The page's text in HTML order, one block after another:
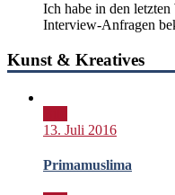
Ich habe in den
Interview-Anfragen
Kunst & Kreatives
13. Juli 2016
Primamuslima